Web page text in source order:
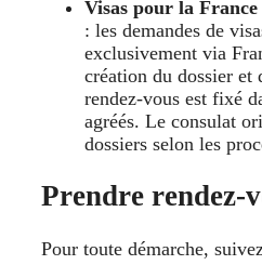
Visas pour la France
: les demandes de
exclusivement via
création du dossier et
rendez-vous est fixé
agréés. Le consulat
dossiers selon les
Prendre rendez-
Pour toute démarche,